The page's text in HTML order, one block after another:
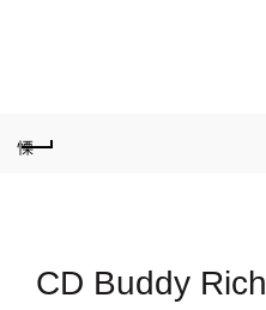
CD Buddy